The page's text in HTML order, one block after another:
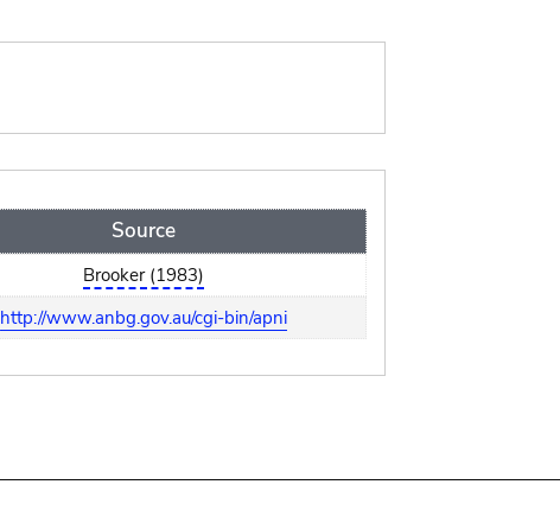
Source
Brooker (1983)
http://www.anbg.gov.au/cgi-bin/apni